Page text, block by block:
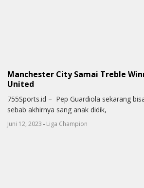
Manchester City Samai Treble
United
755Sports.id – Pep Guardiola sekarang
sebab akhirnya sang anak didik,
Juni 12, 2023 - Liga Champion